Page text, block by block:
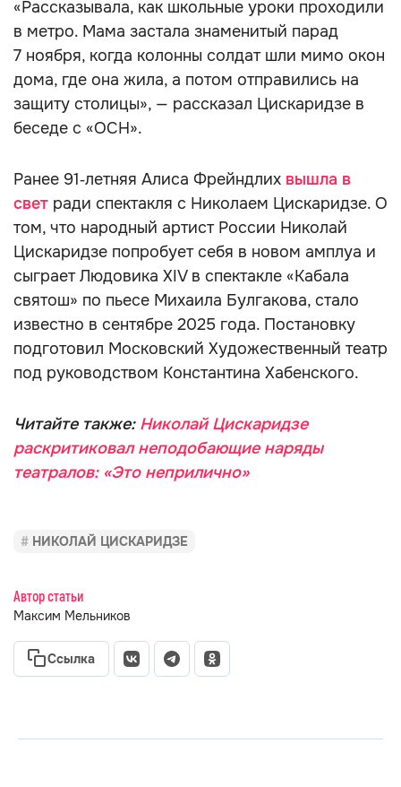
«Рассказывала, как школьные уроки проходили
в метро. Мама застала знаменитый парад
7 ноября, когда колонны солдат шли мимо окон
дома, где она жила, а потом отправились на
защиту столицы», — рассказал Цискаридзе в
беседе с «ОСН».
Ранее 91‑летняя Алиса Фрейндлих вышла в
свет ради спектакля с Николаем Цискаридзе. О
том, что народный артист России Николай
Цискаридзе попробует себя в новом амплуа и
сыграет Людовика XIV в спектакле «Кабала
святош» по пьесе Михаила Булгакова, стало
известно в сентябре 2025 года. Постановку
подготовил Московский Художественный театр
под руководством Константина Хабенского.
Читайте также: Николай Цискаридзе
раскритиковал неподобающие наряды
театралов: «Это неприлично»
НИКОЛАЙ ЦИСКАРИДЗЕ
Автор статьи
Максим Мельников
Ссылка